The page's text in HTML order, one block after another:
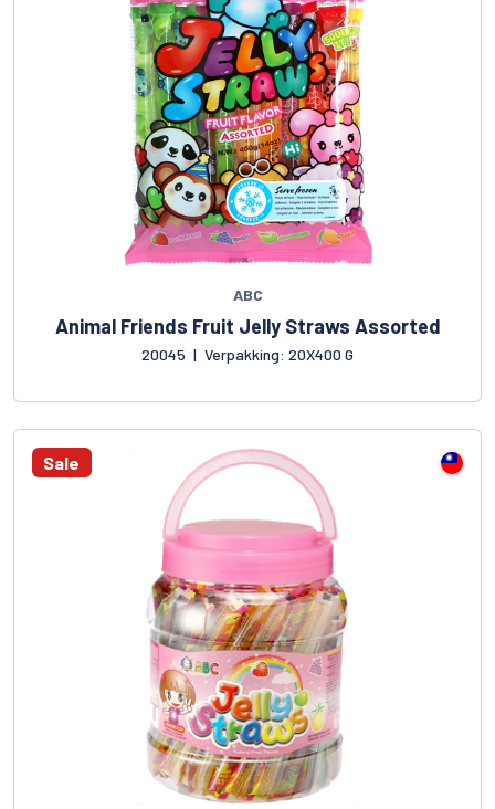
ABC
Animal Friends Fruit Jelly Straws Assorted
20045 | Verpakking: 20X400 G
Sale